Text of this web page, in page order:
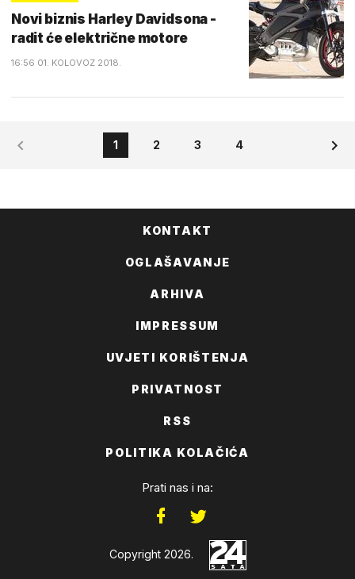
Novi biznis Harley Davidsona -
radit će električne motore
16:56 01. KOLOVOZ 2018.
1 2 3 4
KONTAKT
OGLAŠAVANJE
ARHIVA
IMPRESSUM
UVJETI KORIŠTENJA
PRIVATNOST
RSS
POLITIKA KOLAČIĆA
Prati nas i na:
Copyright 2026.